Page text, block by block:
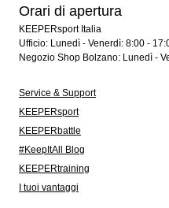
Orari di apertura
KEEPERsport Italia
Ufficio: Lunedì - Venerdì: 8:00 -
Negozio Shop Bolzano: Lunedì -
Service & Support
KEEPERsport
KEEPERbattle
#KeepItAll Blog
KEEPERtraining
I tuoi vantaggi